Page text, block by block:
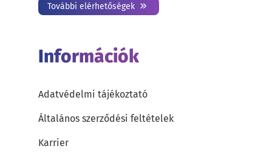
További elérhetőségek
Információk
Adatvédelmi tájékoztató
Általános szerződési feltételek
Karrier